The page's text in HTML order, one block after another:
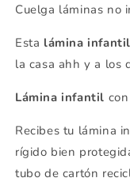
Cuelga láminas no
Esta lámina infantil
la casa ahh y a los
Lámina infantil
Recibes tu lámina
rígido bien
tubo de cartón